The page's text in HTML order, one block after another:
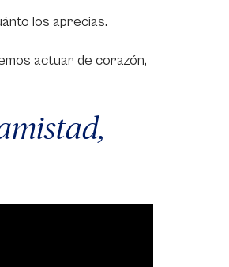
los aprecias.
actuar de corazón,